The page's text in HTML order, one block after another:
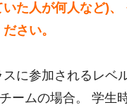
た人が何人など)
さい。
に参加されるレベ
ームの場合。 学生